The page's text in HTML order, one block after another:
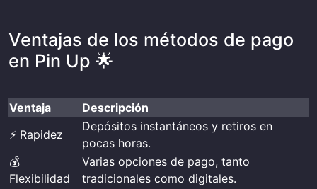
Ventajas de los métodos de pago
en Pin Up 🌟
Ventaja
Descripción
⚡ Rapidez
Depósitos instantáneos y retiros en
pocas horas.
💰
Flexibilidad
Varias opciones de pago, tanto
tradicionales como digitales.